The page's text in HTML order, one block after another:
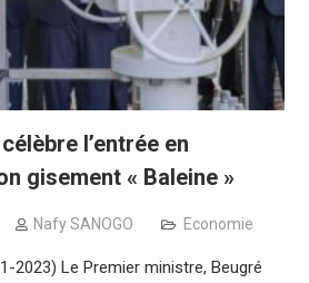
l’entrée en
gisement « Baleine »
Nafy SANOGO Economie
2023) Le Premier ministre, Beugré